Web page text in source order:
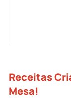
Receitas
Mesa!